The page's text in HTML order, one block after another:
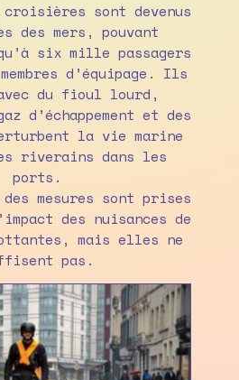
croisières sont devenus
des mers, pouvant
six mille passagers
d’équipage. Ils
du fioul lourd,
d’échappement et des
la vie marine
riverains dans les
ports.
mesures sont prises
des nuisances de
mais elles ne
pas.